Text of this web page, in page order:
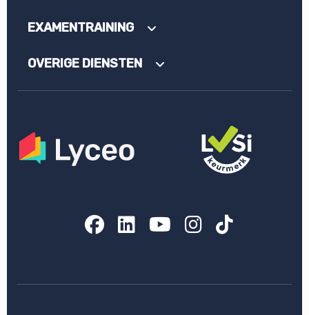
EXAMENTRAINING
OVERIGE DIENSTEN
Facebook
LinkedIn
YouTube
Instagram
TikTok